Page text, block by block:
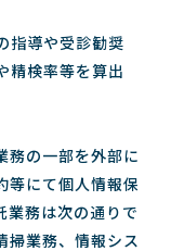
指導や受診勧奨
精検率等を算出
務の一部を外部に
等にて個人情報保
業務は次の通りで
掃業務、情報シス